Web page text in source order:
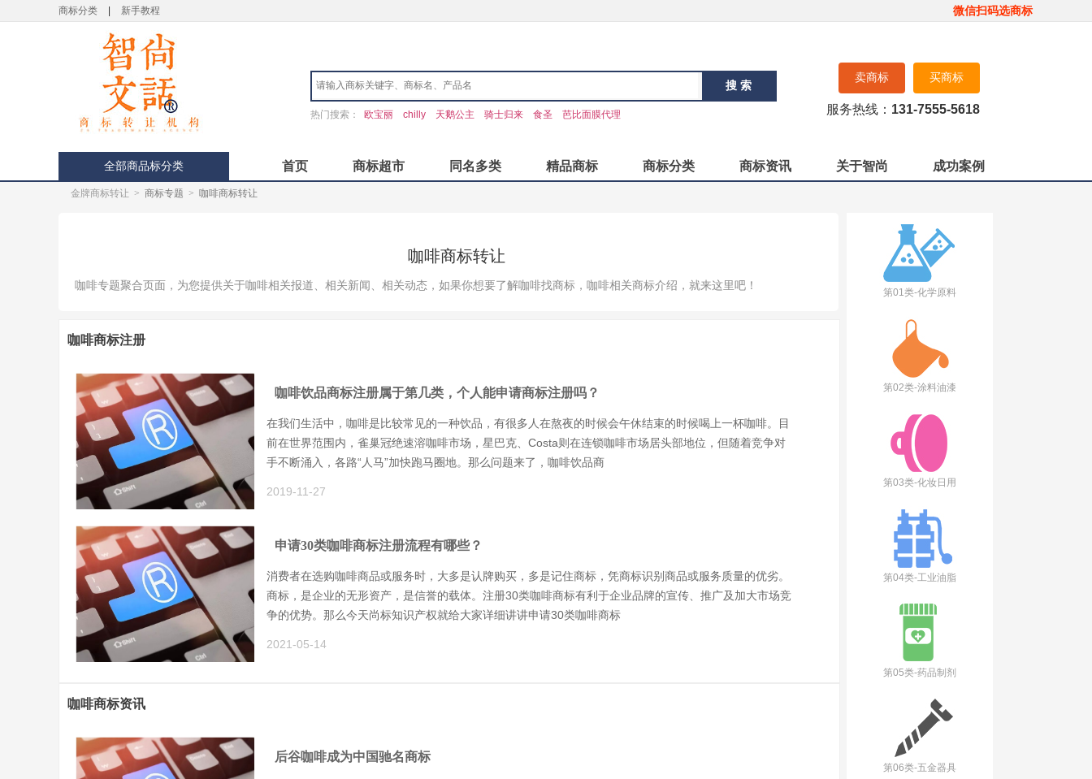
商标分类 新手教程 微信扫码选商标
搜 索
热门搜索： 欧宝丽 chilly 天鹅公主 骑士归来 食圣 芭比面膜代理
买商标
卖商标
服务热线： 131-7555-5618
全部商品标分类 首页 商标超市 同名多类 精品商标 商标分类 商标资讯 关于智尚 成功案例
金牌商标转让 > 商标专题 > 咖啡商标转让
咖啡商标转让
咖啡专题聚合页面，为您提供关于咖啡相关报道、相关新闻、相关动态，如果你想要了解咖啡找商标，咖啡相关商标介绍，就来这里吧！
咖啡商标注册
咖啡饮品商标注册属于第几类，个人能申请商标注册吗？
在我们生活中，咖啡是比较常见的一种饮品，有很多人在熬夜的时候会午休结束的时候喝上一杯咖啡。目
前在世界范围内，雀巢冠绝速溶咖啡市场，星巴克、Costa则在连锁咖啡市场居头部地位，但随着竞争对
手不断涌入，各路“人马”加快跑马圈地。那么问题来了，咖啡饮品商
2019-11-27
申请30类咖啡商标注册流程有哪些？
消费者在选购咖啡商品或服务时，大多是认牌购买，多是记住商标，凭商标识别商品或服务质量的优劣。
商标，是企业的无形资产，是信誉的载体。注册30类咖啡商标有利于企业品牌的宣传、推广及加大市场竞
争的优势。那么今天尚标知识产权就给大家详细讲讲申请30类咖啡商标
2021-05-14
咖啡商标资讯
后谷咖啡成为中国驰名商标
第01类-化学原料
第02类-涂料油漆
第03类-化妆日用
第04类-工业油脂
第05类-药品制剂
第06类-五金器具